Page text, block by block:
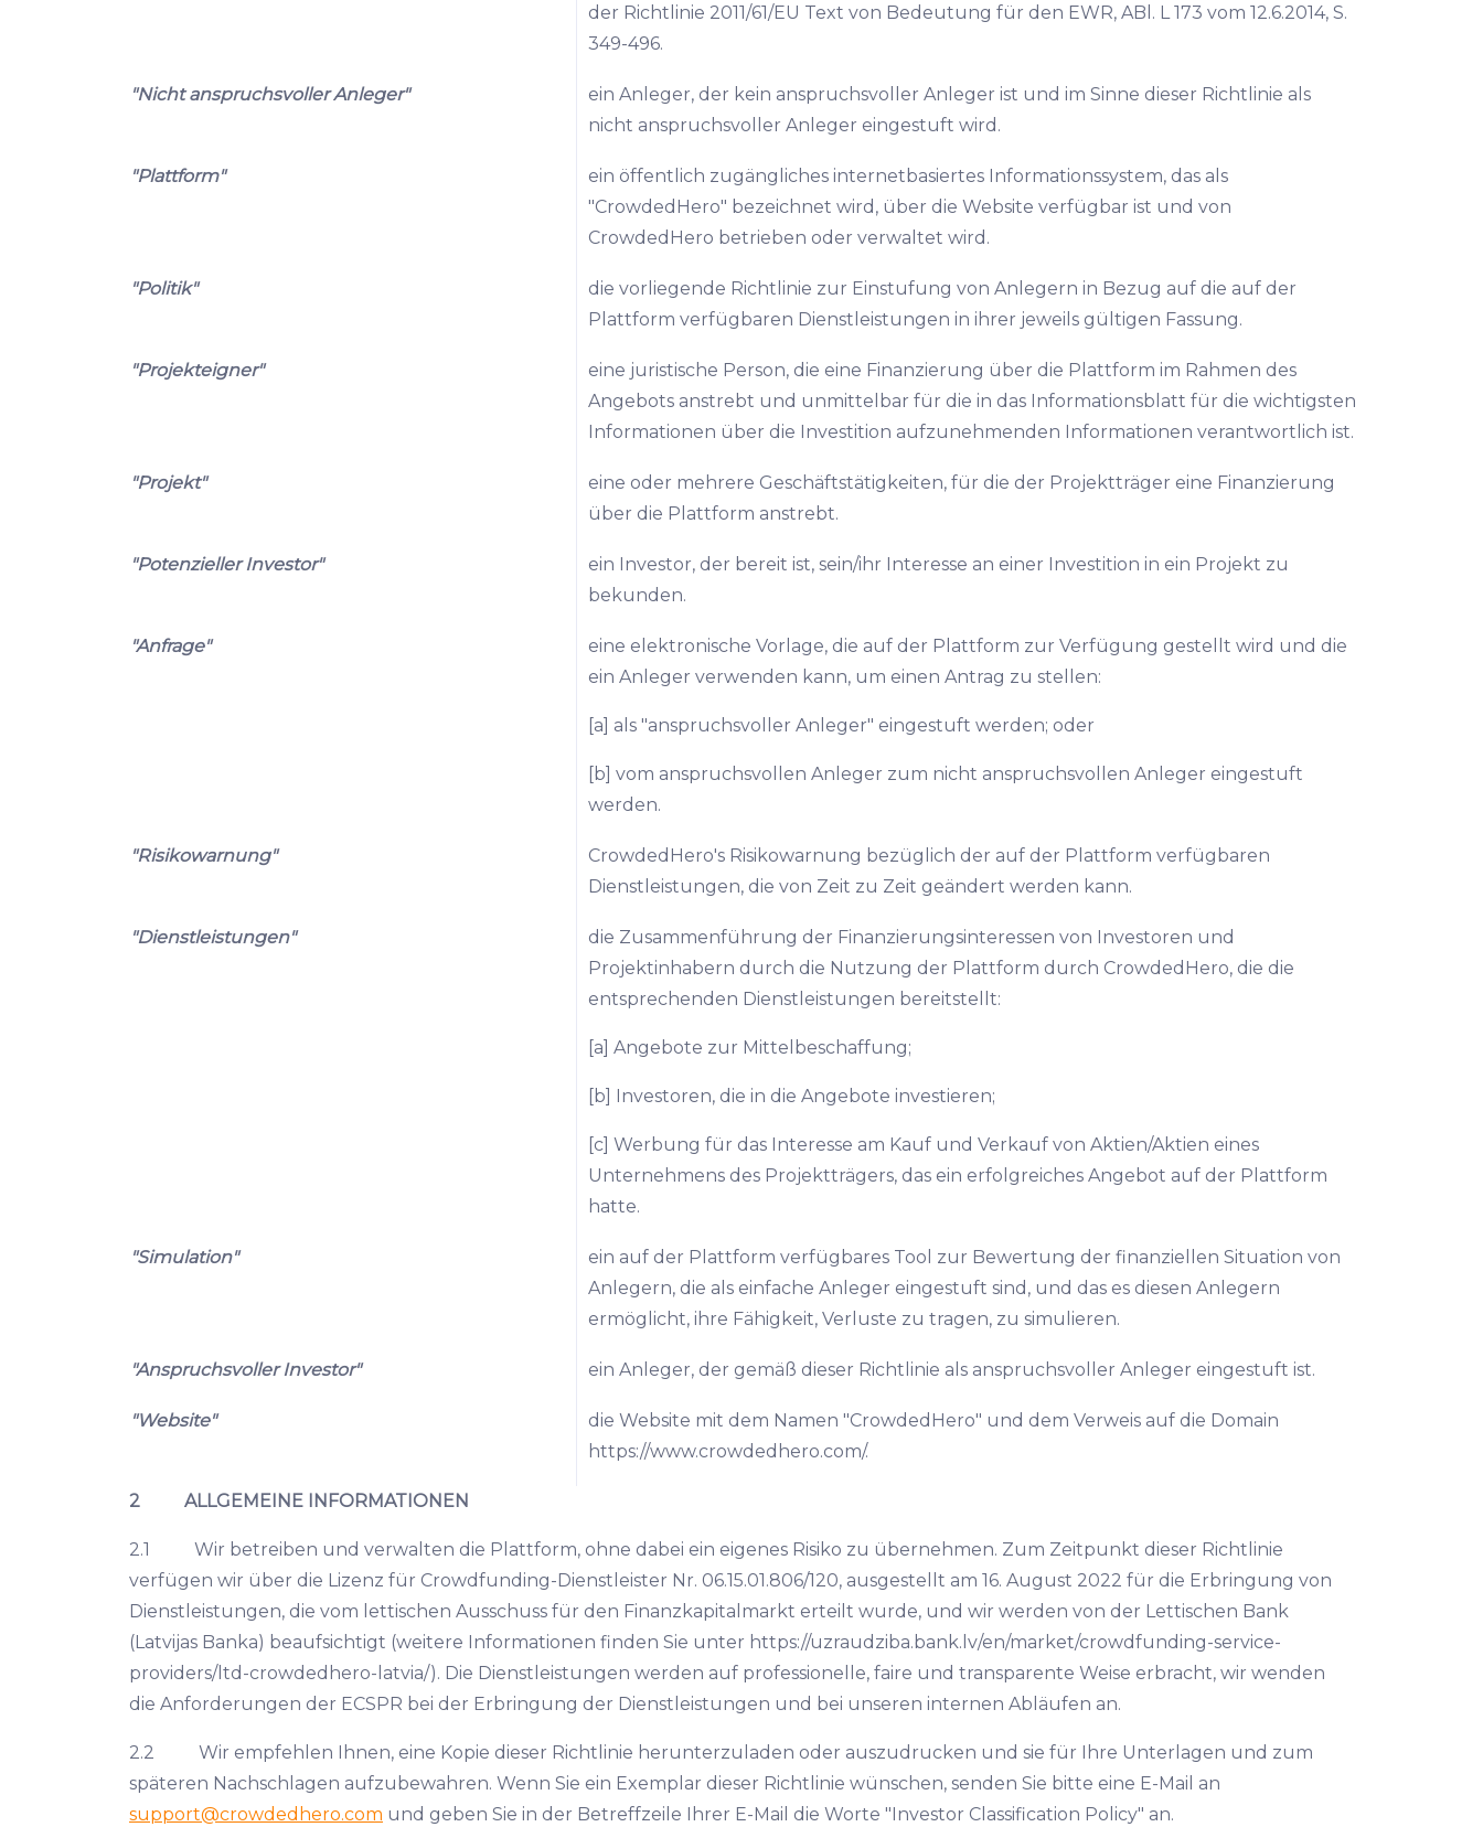
der Richtlinie 2011/61/EU Text von Bedeutung für den EWR, ABl. L 173 vom 12.6.2014, S.
349-496.
"Nicht anspruchsvoller Anleger"
ein Anleger, der kein anspruchsvoller Anleger ist und im Sinne dieser Richtlinie als
nicht anspruchsvoller Anleger eingestuft wird.
"Plattform"
ein öffentlich zugängliches internetbasiertes Informationssystem, das als
"CrowdedHero" bezeichnet wird, über die Website verfügbar ist und von
CrowdedHero betrieben oder verwaltet wird.
"Politik"
die vorliegende Richtlinie zur Einstufung von Anlegern in Bezug auf die auf der
Plattform verfügbaren Dienstleistungen in ihrer jeweils gültigen Fassung.
"Projekteigner"
eine juristische Person, die eine Finanzierung über die Plattform im Rahmen des
Angebots anstrebt und unmittelbar für die in das Informationsblatt für die wichtigsten
Informationen über die Investition aufzunehmenden Informationen verantwortlich ist.
"Projekt"
eine oder mehrere Geschäftstätigkeiten, für die der Projektträger eine Finanzierung
über die Plattform anstrebt.
"Potenzieller Investor"
ein Investor, der bereit ist, sein/ihr Interesse an einer Investition in ein Projekt zu
bekunden.
"Anfrage"
eine elektronische Vorlage, die auf der Plattform zur Verfügung gestellt wird und die
ein Anleger verwenden kann, um einen Antrag zu stellen:
[a] als "anspruchsvoller Anleger" eingestuft werden; oder
[b] vom anspruchsvollen Anleger zum nicht anspruchsvollen Anleger eingestuft
werden.
"Risikowarnung"
CrowdedHero's Risikowarnung bezüglich der auf der Plattform verfügbaren
Dienstleistungen, die von Zeit zu Zeit geändert werden kann.
"Dienstleistungen"
die Zusammenführung der Finanzierungsinteressen von Investoren und
Projektinhabern durch die Nutzung der Plattform durch CrowdedHero, die die
entsprechenden Dienstleistungen bereitstellt:
[a] Angebote zur Mittelbeschaffung;
[b] Investoren, die in die Angebote investieren;
[c] Werbung für das Interesse am Kauf und Verkauf von Aktien/Aktien eines
Unternehmens des Projektträgers, das ein erfolgreiches Angebot auf der Plattform
hatte.
"Simulation"
ein auf der Plattform verfügbares Tool zur Bewertung der finanziellen Situation von
Anlegern, die als einfache Anleger eingestuft sind, und das es diesen Anlegern
ermöglicht, ihre Fähigkeit, Verluste zu tragen, zu simulieren.
"Anspruchsvoller Investor" ein Anleger, der gemäß dieser Richtlinie als anspruchsvoller Anleger eingestuft ist.
"Website"
die Website mit dem Namen "CrowdedHero" und dem Verweis auf die Domain
https://www.crowdedhero.com/.
2 ALLGEMEINE INFORMATIONEN
2.1 Wir betreiben und verwalten die Plattform, ohne dabei ein eigenes Risiko zu übernehmen. Zum Zeitpunkt dieser Richtlinie
verfügen wir über die Lizenz für Crowdfunding-Dienstleister Nr. 06.15.01.806/120, ausgestellt am 16. August 2022 für die Erbringung von
Dienstleistungen, die vom lettischen Ausschuss für den Finanzkapitalmarkt erteilt wurde, und wir werden von der Lettischen Bank
(Latvijas Banka) beaufsichtigt (weitere Informationen finden Sie unter https://uzraudziba.bank.lv/en/market/crowdfunding-service-
providers/ltd-crowdedhero-latvia/). Die Dienstleistungen werden auf professionelle, faire und transparente Weise erbracht, wir wenden
die Anforderungen der ECSPR bei der Erbringung der Dienstleistungen und bei unseren internen Abläufen an.
2.2 Wir empfehlen Ihnen, eine Kopie dieser Richtlinie herunterzuladen oder auszudrucken und sie für Ihre Unterlagen und zum
späteren Nachschlagen aufzubewahren. Wenn Sie ein Exemplar dieser Richtlinie wünschen, senden Sie bitte eine E-Mail an
support@crowdedhero.com und geben Sie in der Betreffzeile Ihrer E-Mail die Worte "Investor Classification Policy" an.